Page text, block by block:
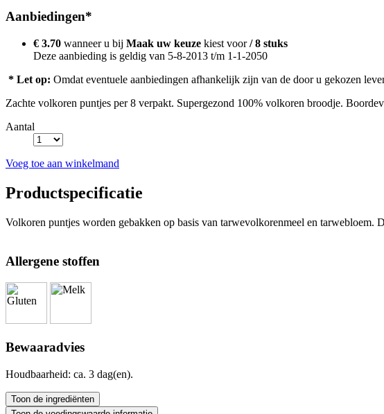
Aanbiedingen*
€ 3.70 wanneer u bij Maak uw keuze kiest voor/ 8 stuks
Deze aanbieding is geldig van 5-8-2013 t/m 1-1-2050
* Let op: Omdat eventuele aanbiedingen afhankelijk zijn van de door u gekozen
Zachte volkoren puntjes per 8 verpakt. Supergezond 100% volkoren broodje.
Aantal
Voeg toe aan winkelmand
Productspecificatie
Volkoren puntjes worden gebakken op basis van tarwevolkorenmeel en
Allergene stoffen
Bewaaradvies
Houdbaarheid: ca. 3 dag(en).